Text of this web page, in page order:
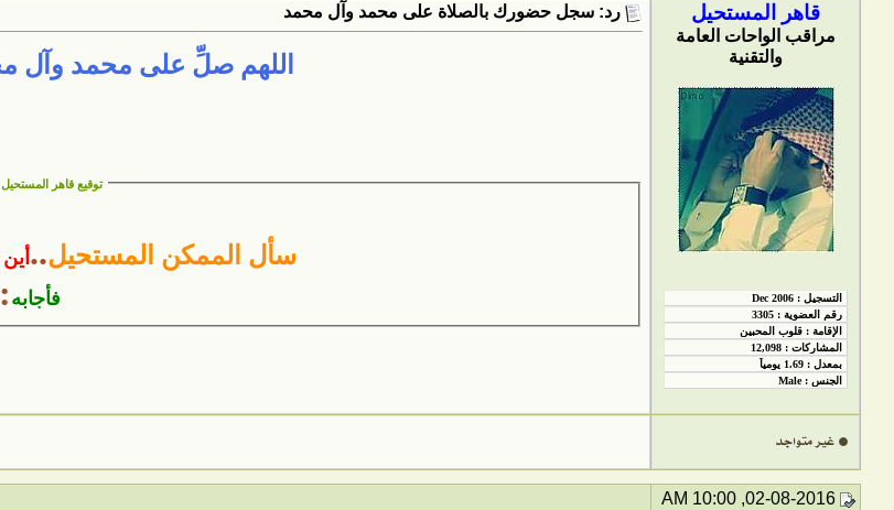
قاهر المستحيل
مراقب الواحات العامة
والتقنية
رد: سجل حضورك بالصلاة على محمد وآل محمد
اللهم صلِّ على محمد وآل
توقيع قاهر المستحيل
سأل الممكن المستحيل..
فأجابه :